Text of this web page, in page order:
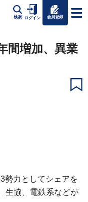
検索 ログイン 会員登録
間増加、異業
勢力としてシェアを
生協、電鉄系などが